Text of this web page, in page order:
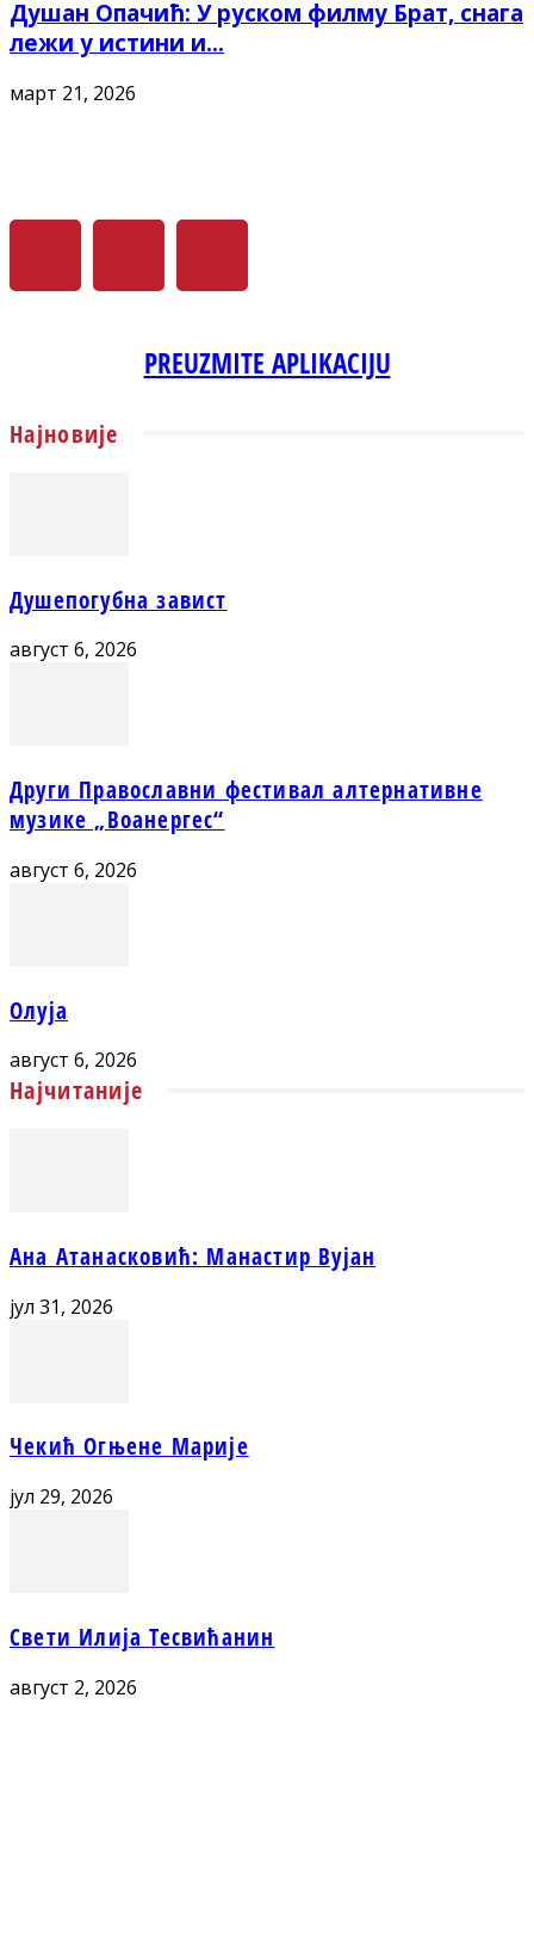
Душан Опачић: У руском филму Брат, снага
лежи у истини и...
март 21, 2026
PREUZMITE APLIKACIJU
Најновије
Душепогубна завист
август 6, 2026
Други Православни фестивал алтернативне
музике „Воанергес“
август 6, 2026
Олуја
август 6, 2026
Најчитаније
Ана Атанасковић: Манастир Вујан
јул 31, 2026
Чекић Огњене Марије
јул 29, 2026
Свети Илија Тесвићанин
август 2, 2026